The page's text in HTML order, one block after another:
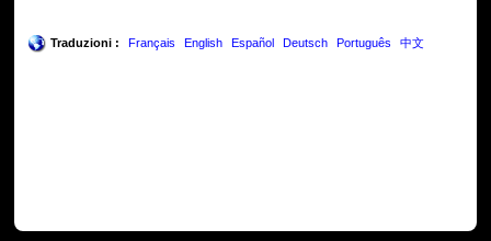
Traduzioni : Français English Español Deutsch Português 中文